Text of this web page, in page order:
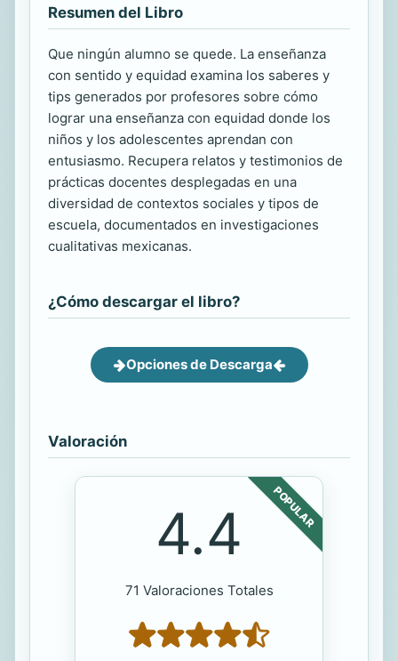
Resumen del Libro
Que ningún alumno se quede. La enseñanza
con sentido y equidad examina los saberes y
tips generados por profesores sobre cómo
lograr una enseñanza con equidad donde los
niños y los adolescentes aprendan con
entusiasmo. Recupera relatos y testimonios de
prácticas docentes desplegadas en una
diversidad de contextos sociales y tipos de
escuela, documentados en investigaciones
cualitativas mexicanas.
¿Cómo descargar el libro?
Opciones de Descarga
Valoración
POPULAR
4.4
71 Valoraciones Totales